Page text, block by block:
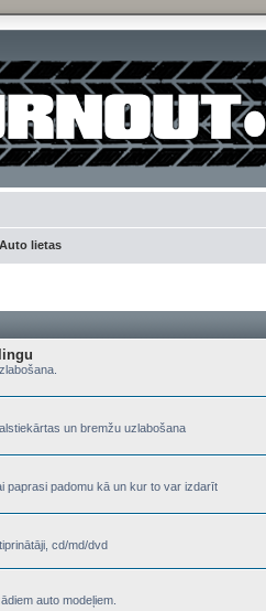
Auto lietas
un bremžu uzlabošana
paprasi padomu kā un kur to var izdarīt
cd/md/dvd
auto modeļiem.